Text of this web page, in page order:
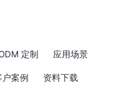
定制 应用场景
户案例 资料下载